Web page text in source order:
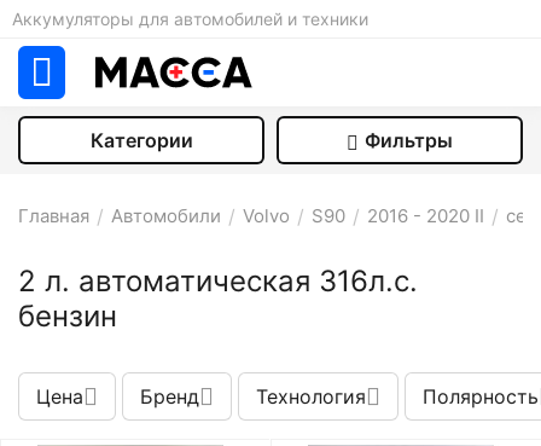
Аккумуляторы для автомобилей и техники
Категории Фильтры
2 л. автоматическая 316л.с.
бензин
Главная / Автомобили / Volvo / S90 / 2016 - 2020 II /
Цена Бренд Технология Полярность